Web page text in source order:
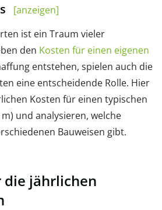
[anzeigen]
ist ein Traum vieler
den Kosten für einen eigenen
entstehen, spielen auch die
eine entscheidende Rolle. Hier
Kosten für einen typischen
und analysieren, welche
Bauweisen gibt.
die jährlichen